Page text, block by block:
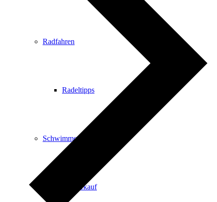
Radfahren
Radeltipps
Schwimmen
Kartenvorverkauf